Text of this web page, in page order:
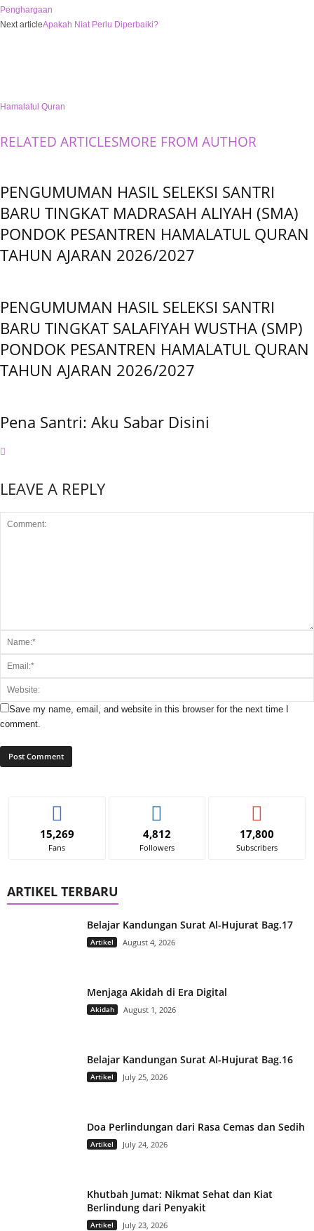
Penghargaan
Next articleApakah Niat Perlu Diperbaiki?
Hamalatul Quran
RELATED ARTICLESMORE FROM AUTHOR
PENGUMUMAN HASIL SELEKSI SANTRI
BARU TINGKAT MADRASAH ALIYAH (SMA)
PONDOK PESANTREN HAMALATUL QURAN
TAHUN AJARAN 2026/2027
PENGUMUMAN HASIL SELEKSI SANTRI
BARU TINGKAT SALAFIYAH WUSTHA (SMP)
PONDOK PESANTREN HAMALATUL QURAN
TAHUN AJARAN 2026/2027
Pena Santri: Aku Sabar Disini
LEAVE A REPLY
Save my name, email, and website in this browser for the next time I
comment.
15,269
Fans
4,812
Followers
17,800
Subscribers
ARTIKEL TERBARU
Belajar Kandungan Surat Al-Hujurat Bag.17
Artikel August 4, 2026
Menjaga Akidah di Era Digital
Akidah August 1, 2026
Belajar Kandungan Surat Al-Hujurat Bag.16
Artikel July 25, 2026
Doa Perlindungan dari Rasa Cemas dan Sedih
Artikel July 24, 2026
Khutbah Jumat: Nikmat Sehat dan Kiat
Berlindung dari Penyakit
Artikel July 23, 2026